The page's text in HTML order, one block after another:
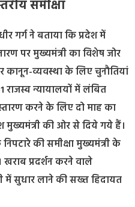
समीक्षा
गर्ग ने बताया कि प्रदेश में
पर मुख्यमंत्री का विशेष जोर
कानून-व्यवस्था के लिए चुनौतियां
राजस्व न्यायालयों में लंबित
करने के लिए दो माह का
मुख्यमंत्री की ओर से दिये गये हैं।
की समीक्षा मुख्यमंत्री के
खराब प्रदर्शन करने वाले
में सुधार लाने की सख्त हिदायत